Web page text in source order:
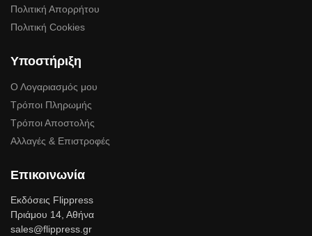
Πολιτική Απορρήτου
Πολιτική Cookies
Υποστήριξη
Ο Λογαριασμός μου
Τρόποι Πληρωμής
Τρόποι Αποστολής
Αλλαγές & Επιστροφές
Επικοινωνία
Εκδόσεις Flippress
Πριάμου 14, Αθήνα
sales@flippress.gr